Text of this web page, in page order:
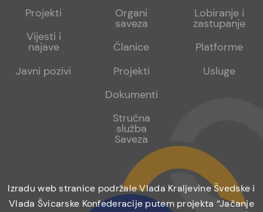
menu
Projekti
Vijesti i
najave
Javni pozivi
subOrgani
saveza
Članice
Projekti
Dokumenti
Stručna
služba
Saveza
sub
Lobiranje i
zastupanje
Platforme
Usluge
Izradu web stranice podržale Vlada Kraljevine Švedske i
Vlada Švicarske Konfederacije putem projekta “Jačanje